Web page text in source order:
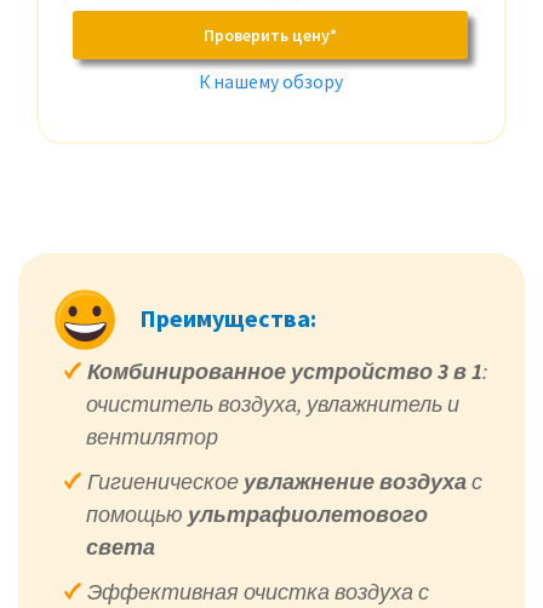
Проверить цену*
К нашему обзору
Преимущества:
Комбинированное устройство 3 в 1:
очиститель воздуха, увлажнитель и
вентилятор
Гигиеническое увлажнение воздухас
помощью ультрафиолетового
света
Эффективная очистка воздуха с